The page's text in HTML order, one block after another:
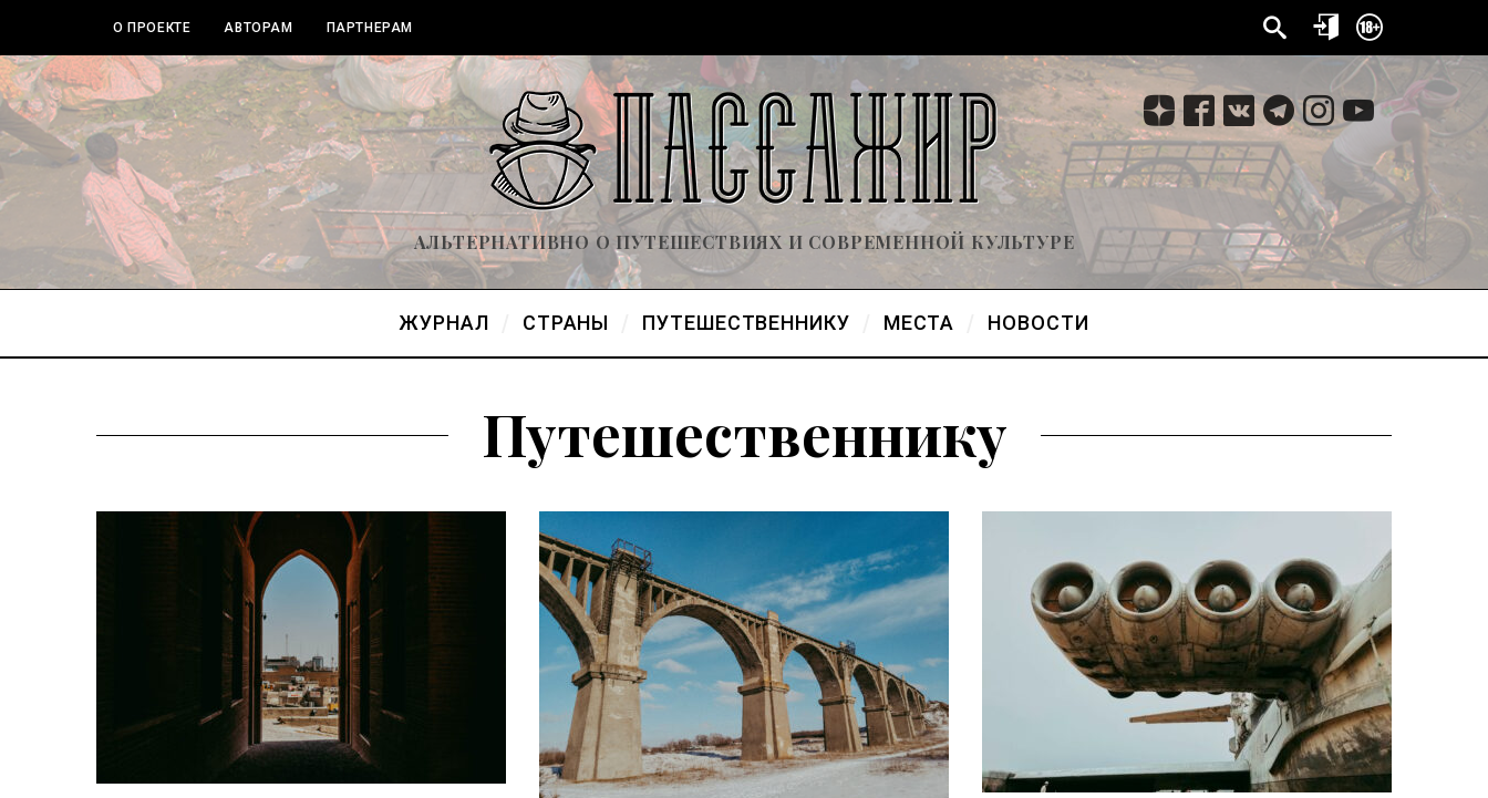
О ПРОЕКТЕ АВТОРАМ ПАРТНЕРАМ
АЛЬТЕРНАТИВНО О ПУТЕШЕСТВИЯХ И СОВРЕМЕННОЙ КУЛЬТУРЕ
ЖУРНАЛ СТРАНЫ ПУТЕШЕСТВЕННИКУ МЕСТА НОВОСТИ
Путешественнику